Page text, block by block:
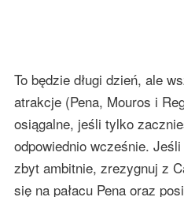
To będzie długi dzień, ale
atrakcje (Pena, Mouros i
osiągalne, jeśli tylko
odpowiednio wcześnie.
zbyt ambitnie, zrezygnuj z
się na pałacu Pena oraz